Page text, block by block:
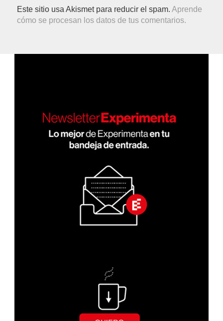
Este sitio usa Akismet para reducir el spam.Aprende
cómo se procesan los datos de tus comentarios.